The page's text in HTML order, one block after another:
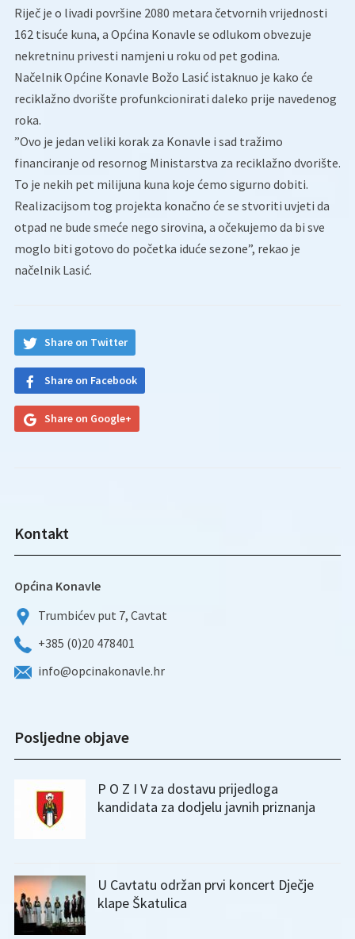
Riječ je o livadi površine 2080 metara četvornih vrijednosti
162 tisuće kuna, a Općina Konavle se odlukom obvezuje
nekretninu privesti namjeni u roku od pet godina.
Načelnik Općine Konavle Božo Lasić istaknuo je kako će
reciklažno dvorište profunkcionirati daleko prije navedenog
roka.
”Ovo je jedan veliki korak za Konavle i sad tražimo
financiranje od resornog Ministarstva za reciklažno dvorište.
To je nekih pet milijuna kuna koje ćemo sigurno dobiti.
Realizacijsom tog projekta konačno će se stvoriti uvjeti da
otpad ne bude smeće nego sirovina, a očekujemo da bi sve
moglo biti gotovo do početka iduće sezone”, rekao je
načelnik Lasić.
Share on Twitter
Share on Facebook
Share on Google+
Kontakt
Općina Konavle
Trumbićev put 7, Cavtat
+385 (0)20 478401
info@opcinakonavle.hr
Posljedne objave
P O Z I V za dostavu prijedloga
kandidata za dodjelu javnih priznanja
U Cavtatu održan prvi koncert Dječje
klape Škatulica